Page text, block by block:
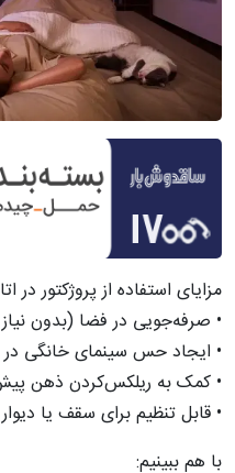
مزایای استفاده از پروژکتور در
• صرفه‌جویی در فضا (بدون نیاز
• ایجاد حس سینمای خانگی
• کمک به ریلکس‌کردن ذهن
• قابل تنظیم برای سقف یا
با هم ببینیم: